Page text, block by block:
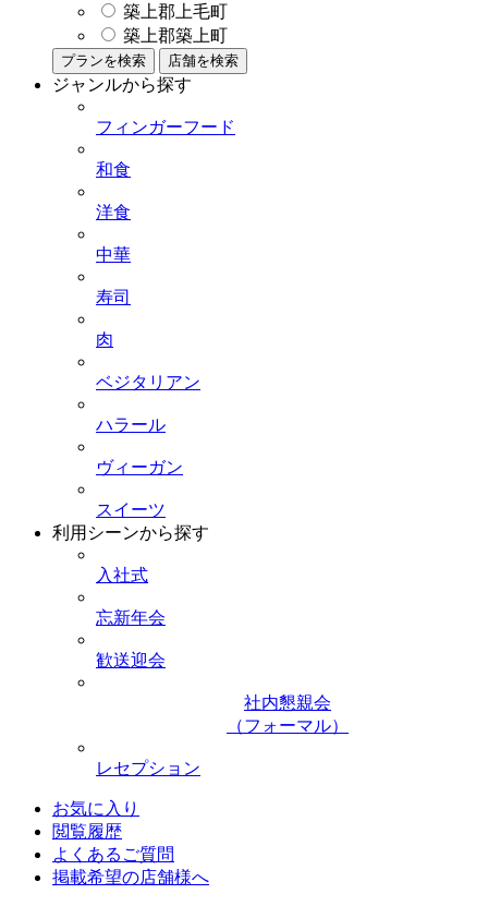
築上郡上毛町
築上郡築上町
プランを検索 店舗を検索
ジャンルから探す
フィンガーフード
和食
洋食
中華
寿司
肉
ベジタリアン
ハラール
ヴィーガン
スイーツ
利用シーンから探す
入社式
忘新年会
歓送迎会
社内懇親会
（フォーマル）
レセプション
お気に入り
閲覧履歴
よくあるご質問
掲載希望の店舗様へ